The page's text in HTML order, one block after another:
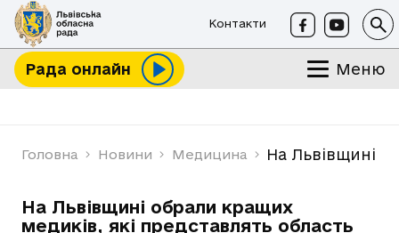
Контакти
Рада онлайн Меню
Головна Новини Медицина На Львівщині
На Львівщині обрали кращих
медиків, які представлять область